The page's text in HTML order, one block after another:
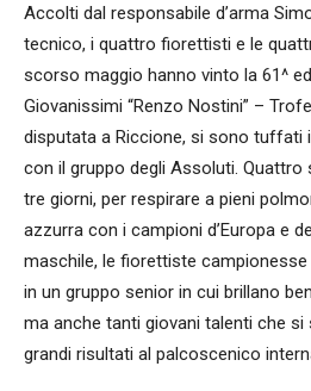
Accolti dal responsabile d’arma
tecnico, i quattro fiorettisti e le
scorso maggio hanno vinto la 61^
Giovanissimi “Renzo Nostini” –
disputata a Riccione, si sono tuffati
con il gruppo degli Assoluti. Quattro
tre giorni, per respirare a pieni
azzurra con i campioni d’Europa e
maschile, le fiorettiste
in un gruppo senior in cui brillano
ma anche tanti giovani talenti che
grandi risultati al palcoscenico